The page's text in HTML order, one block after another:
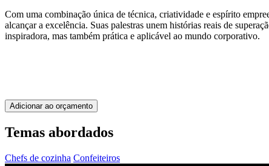
Com uma combinação única de técnica, criatividade e espírito
alcançar a excelência. Suas palestras unem histórias reais de
inspiradora, mas também prática e aplicável ao mundo corporativo.
Adicionar ao orçamento
Temas abordados
Chefs de cozinha Confeiteiros